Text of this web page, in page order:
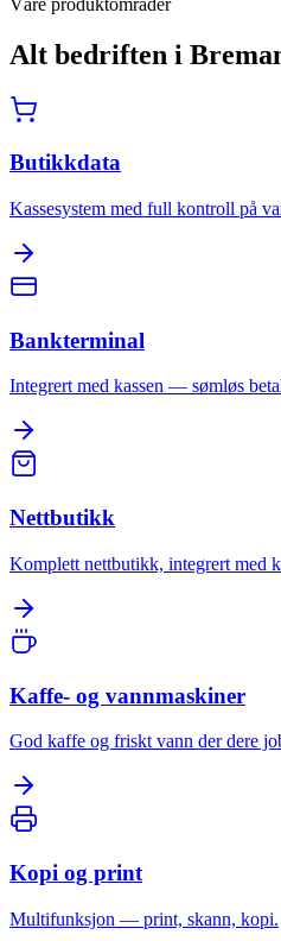
Alt bedriften i
Butikkdata
Kassesystem med full kontroll på
Bankterminal
Integrert med kassen — sømløs
Nettbutikk
Komplett nettbutikk, integrert med
Kaffe- og vannmaskiner
God kaffe og friskt vann der dere
Kopi og print
Multifunksjon — print, skann, kopi.